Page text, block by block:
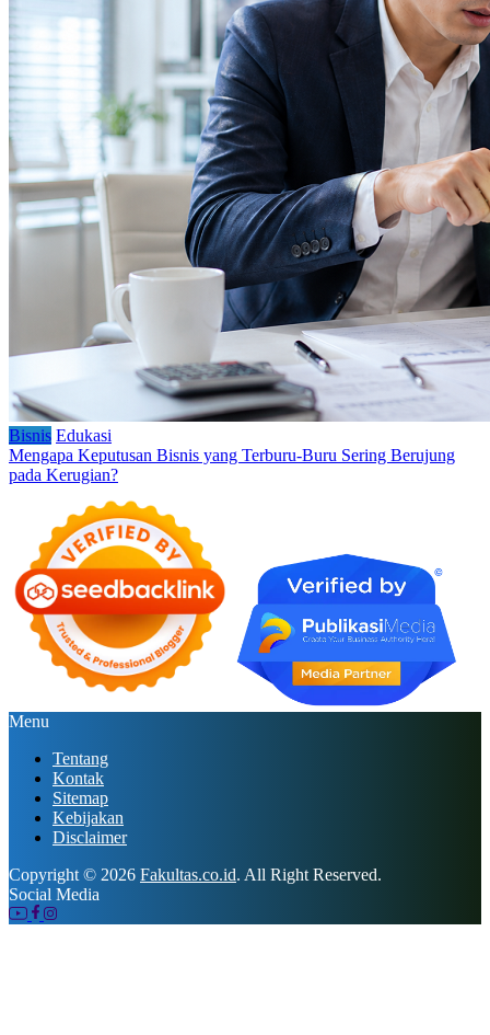
Bisnis Edukasi
Mengapa Keputusan Bisnis yang Terburu-Buru Sering Berujung
pada Kerugian?
Menu
Tentang
Kontak
Sitemap
Kebijakan
Disclaimer
Copyright © 2026 Fakultas.co.id. All Right Reserved.
Social Media